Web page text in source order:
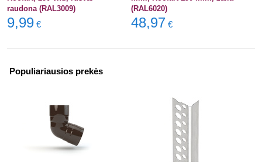
raudona (RAL3009)
9,99 €
(RAL6020)
48,97 €
Populiariausios prekės